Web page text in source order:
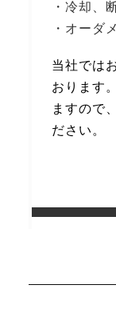
・冷却、
・オーダ
当社では
おります
ますので
ださい。